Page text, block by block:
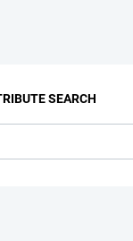
SEARCH